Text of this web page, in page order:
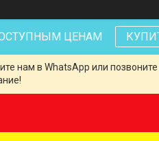
ЦЕНАМ
в WhatsApp или